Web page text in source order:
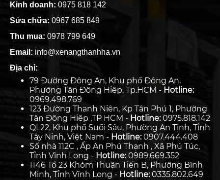
Kinh doanh: 0975 818 142
Sửa chữa: 0967 685 849
Thu mua: 0978 799 649
Email: info@xenangthanhha.vn
Địa chỉ:
79 Đường Đông An, Khu phố Đông An,
Phường Tân Đông Hiệp, Tp.HCM - Hotline:
0969.498.769
123 Đường Thanh Niên, Kp Tân Phú 1, Phường
Tân Đông Hiệp ,TP HCM - Hotline:0975.818.142
QL22, Khu phố Suối Sâu, Phường An Tịnh, Tỉnh
Tây Ninh, Việt Nam - Hotline:0907.444.408
Số nhà 112C , Ấp An Phú Thạnh , Xã Phú Túc,
Tỉnh Vĩnh Long - Hotline:0989.669.352
1146 Tổ 23 Khóm Thuận Tiến B, Phường Bình
Minh, Tỉnh Vĩnh Long - Hotline:0335.802.649